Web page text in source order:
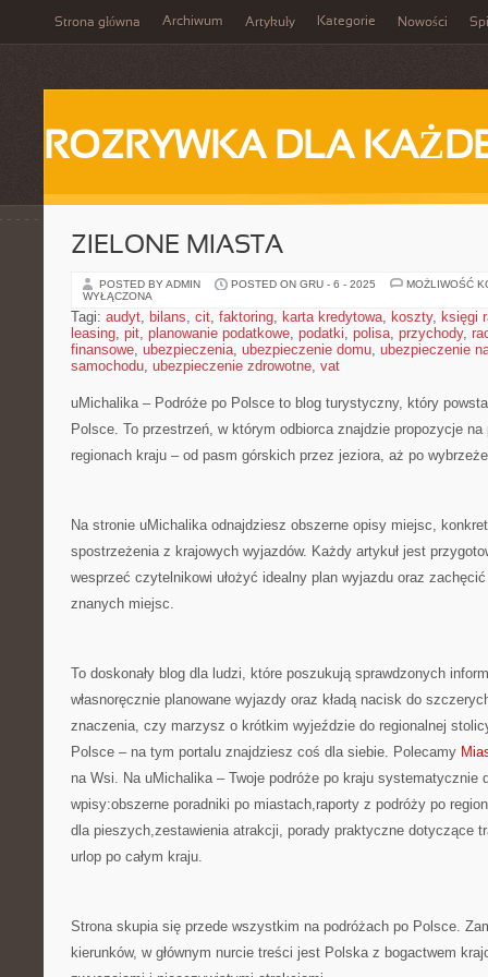
Strona główna Archiwum Artykuły Kategorie Nowości
ROZRYWKA DLA
ZIELONE MIASTA
POSTED BY ADMIN POSTED ON GRU - 6 - 2025
MOŻLIWOŚĆ
WYŁĄCZONA
Tagi: audyt, bilans, cit, faktoring, karta kredytowa, koszty, księgi
leasing, pit, planowanie podatkowe, podatki, polisa, przychody,
finansowe, ubezpieczenia, ubezpieczenie domu, ubezpieczenie
samochodu, ubezpieczenie zdrowotne, vat
uMichalika – Podróże po Polsce to blog turystyczny, który
Polsce. To przestrzeń, w którym odbiorca znajdzie propozycje na
regionach kraju – od pasm górskich przez jeziora, aż po
Na stronie uMichalika odnajdziesz obszerne opisy miejsc,
spostrzeżenia z krajowych wyjazdów. Każdy artykuł jest
wesprzeć czytelnikowi ułożyć idealny plan wyjazdu oraz
znanych miejsc.
To doskonały blog dla ludzi, które poszukują sprawdzonych
własnoręcznie planowane wyjazdy oraz kładą nacisk do
znaczenia, czy marzysz o krótkim wyjeździe do regionalnej
Polsce – na tym portalu znajdziesz coś dla siebie. Polecamy
na Wsi. Na uMichalika – Twoje podróże po kraju systematycznie
wpisy:obszerne poradniki po miastach,raporty z podróży po
dla pieszych,zestawienia atrakcji, porady praktyczne dotyczące
urlop po całym kraju.
Strona skupia się przede wszystkim na podróżach po Polsce.
kierunków, w głównym nurcie treści jest Polska z bogactwem